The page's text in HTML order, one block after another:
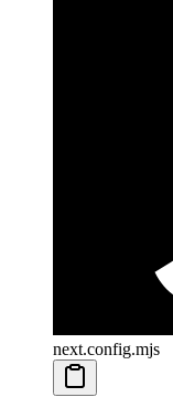
next.config.mjs